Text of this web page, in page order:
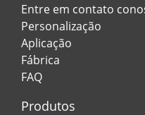
Entre em contato
Personalização
Aplicação
Fábrica
FAQ
Produtos